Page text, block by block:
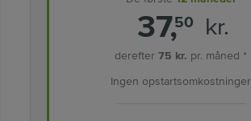
37,50 kr.
derefter 75 kr. pr. måned *
Ingen opstartsomkostninger